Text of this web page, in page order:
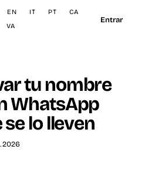
EN IT PT
CA
VA
Entrar
tu nombre
WhatsApp
lo lleven
2026